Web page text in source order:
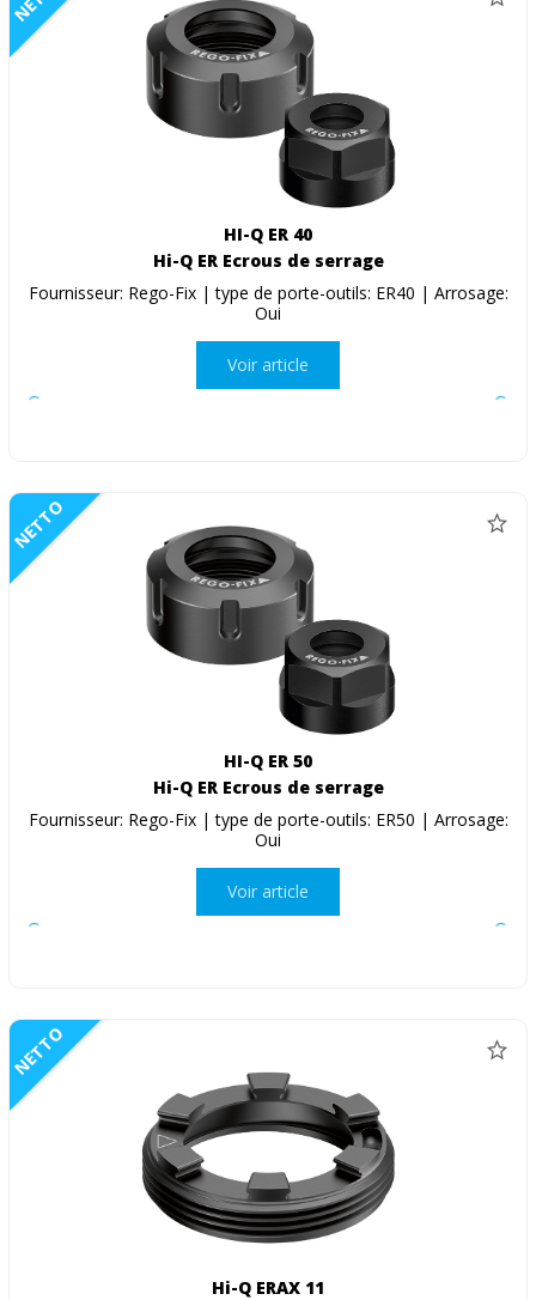
HI-Q ER 40
Hi-Q ER Ecrous de serrage
Fournisseur: Rego-Fix | type de porte-outils: ER40 | Arrosage:
Oui
Voir article
NETTO
HI-Q ER 50
Hi-Q ER Ecrous de serrage
Fournisseur: Rego-Fix | type de porte-outils: ER50 | Arrosage:
Oui
Voir article
NETTO
Hi-Q ERAX 11